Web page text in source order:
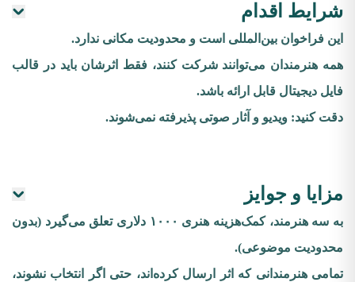
شرایط اقدام
این فراخوان بین‌المللی است و محدودیت مکانی ندارد.
همه هنرمندان می‌توانند شرکت کنند، فقط اثرشان باید در قالب
فایل دیجیتال قابل ارائه باشد.
دقت کنید: ویدیو و آثار صوتی پذیرفته نمی‌شوند.
مزایا و جوایز
به سه هنرمند، کمک‌هزینه‌ هنری ۱۰۰۰ دلاری تعلق می‌گیرد (بدون
محدودیت موضوعی).
تمامی هنرمندانی که اثر ارسال کرده‌اند، حتی اگر انتخاب نشوند،